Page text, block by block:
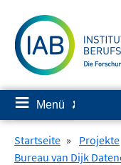
zum
Inhalt
≡ Menü ✘
Startseite » Projekte
Bureau van Dijk